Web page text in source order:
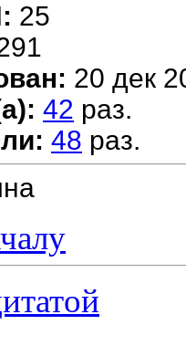
25
20 дек
42 раз.
48 раз.